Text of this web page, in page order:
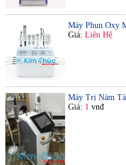
Máy Phun Oxy
Giá: Liên Hệ
Máy Trị Nám
Giá: 1 vnđ